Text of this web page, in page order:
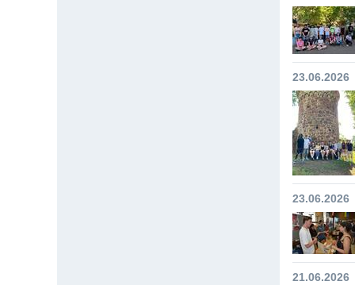
23.06.2026
23.06.2026
21.06.2026